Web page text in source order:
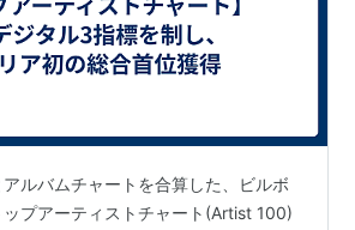
ルバムチャートを合算した、ビルボ
プアーティストチャート(Artist 100)